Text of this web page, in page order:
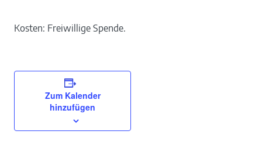
Kosten: Freiwillige Spende.
Zum Kalender
hinzufügen